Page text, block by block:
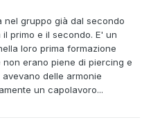
nel gruppo già dal secondo
primo e il secondo. E' un
loro prima formazione
erano piene di piercing e
delle armonie
un capolavoro...